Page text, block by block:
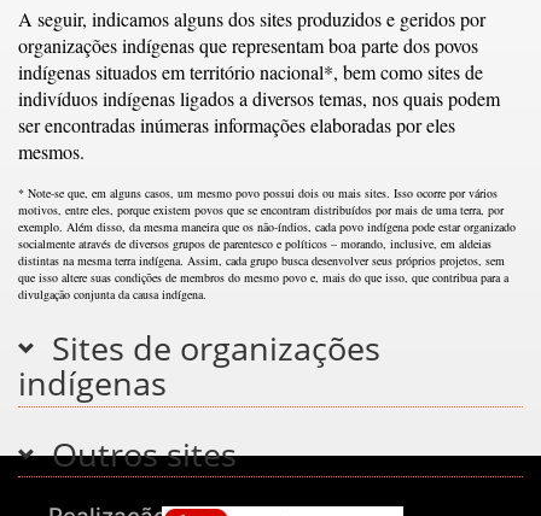
A seguir, indicamos alguns dos sites produzidos e geridos por
organizações indígenas que representam boa parte dos povos
indígenas situados em território nacional*, bem como sites de
indivíduos indígenas ligados a diversos temas, nos quais podem
ser encontradas inúmeras informações elaboradas por eles
mesmos.
* Note-se que, em alguns casos, um mesmo povo possui dois ou mais sites. Isso ocorre por vários
motivos, entre eles, porque existem povos que se encontram distribuídos por mais de uma terra, por
exemplo. Além disso, da mesma maneira que os não-índios, cada povo indígena pode estar organizado
socialmente através de diversos grupos de parentesco e políticos – morando, inclusive, em aldeias
distintas na mesma terra indígena. Assim, cada grupo busca desenvolver seus próprios projetos, sem
que isso altere suas condições de membros do mesmo povo e, mais do que isso, que contribua para a
divulgação conjunta da causa indígena.
Sites de organizações
indígenas
Outros sites